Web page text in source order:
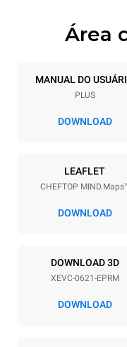
6
Distância entre as
Voltagem
380-415V 3N~ / 220-
3~
50 / 60 Hz
Área
MANUAL DO
PLUS
DOWNLOAD
LEAFLET
CHEFTOP
DOWNLOAD
DOWNLOAD 3D
XEVC-0621-EPRM
DOWNLOAD